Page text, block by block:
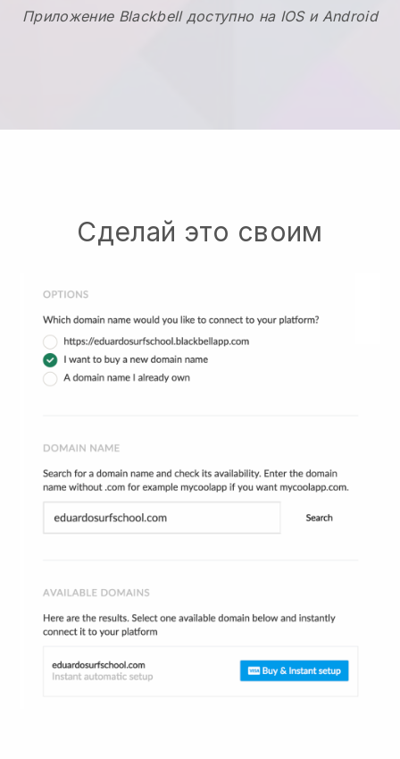
Приложение Blackbell доступно на IOS и Android
Сделай это своим